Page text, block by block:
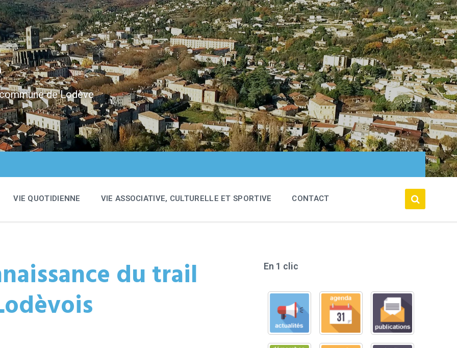
de Lodève
VIE QUOTIDIENNE VIE ASSOCIATIVE, CULTURELLE ET SPORTIVE CONTACT
du trail En 1 clic